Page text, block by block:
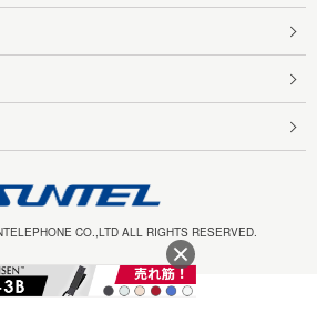
CO.,LTD ALL RIGHTS RESERVED.